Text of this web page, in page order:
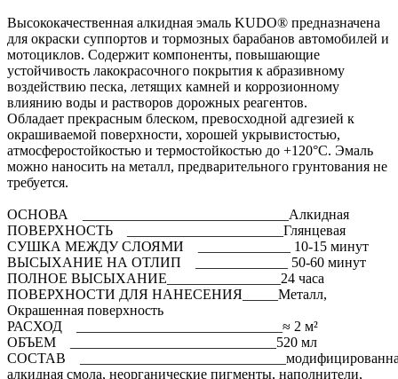
Высококачественная алкидная эмаль KUDO® предназначена
для окраски суппортов и тормозных барабанов автомобилей и
мотоциклов. Содержит компоненты, повышающие
устойчивость лакокрасочного покрытия к абразивному
воздействию песка, летящих камней и коррозионному
влиянию воды и растворов дорожных реагентов.
Обладает прекрасным блеском, превосходной адгезией к
окрашиваемой поверхности, хорошей укрывистостью,
атмосферостойкостью и термостойкостью до +120°С. Эмаль
можно наносить на металл, предварительного грунтования не
требуется.
ОСНОВА _____________________________Алкидная
ПОВЕРХНОСТЬ ______________________Глянцевая
СУШКА МЕЖДУ СЛОЯМИ _____________ 10-15 минут
ВЫСЫХАНИЕ НА ОТЛИП _____________ 50-60 минут
ПОЛНОЕ ВЫСЫХАНИЕ________________24 часа
ПОВЕРХНОСТИ ДЛЯ НАНЕСЕНИЯ_____Металл,
Окрашенная поверхность
РАСХОД _____________________________≈ 2 м²
ОБЪЕМ _____________________________520 мл
СОСТАВ
алкидная смола, неорганические пигменты, наполнители,